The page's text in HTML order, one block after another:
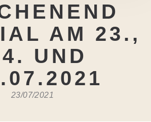
AM 23.,
UND
23/07/2021